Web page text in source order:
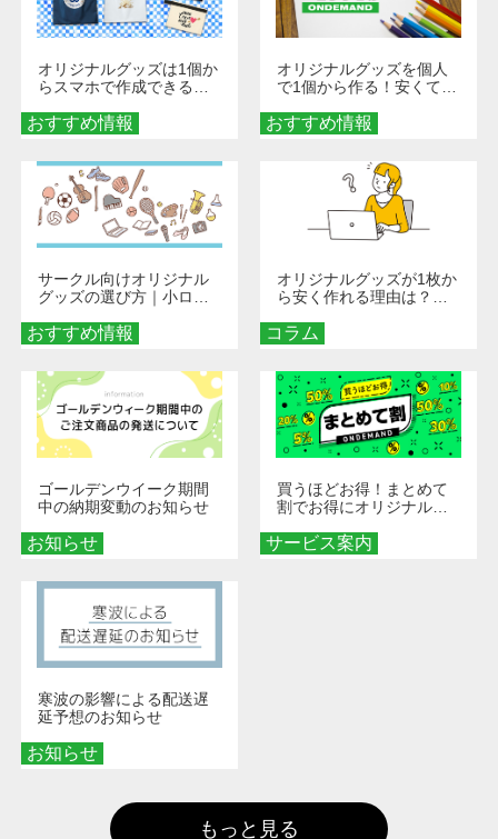
おすすめ情報
オリジナルグッズは1個か
らスマホで作成できる！
くなる巾着＆ポーチ活用
術
おすすめ情報
オリジナルグッズを個人
で1個から作る！安くて簡
秘訣
おすすめ情報
サークル向けオリジナル
グッズの選び方｜小ロッ
める秘訣
コラム
オリジナルグッズが1枚か
ら安く作れる理由は？オ
とメリットを解説
お知らせ
ゴールデンウイーク期間
中の納期変動のお知らせ
サービス案内
買うほどお得！まとめて
割でお得にオリジナルグ
お知らせ
寒波の影響による配送遅
延予想のお知らせ
もっと見る